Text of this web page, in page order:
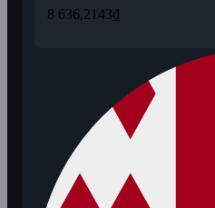
8 636,2143₫